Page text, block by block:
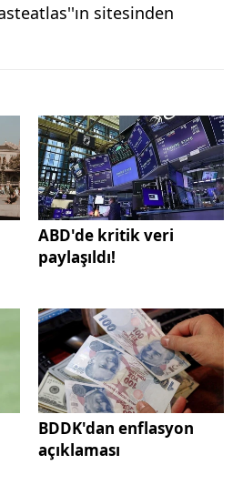
sitesinden
ABD'de kritik veri
paylaşıldı!
BDDK'dan enflasyon
açıklaması